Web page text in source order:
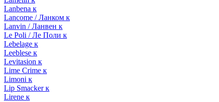
Lanbena к
Lancome / Ланком к
Lanvin / Ланвен к
Le Poli / Ле Поли к
Lebelage к
Leeblese к
Levitasion к
Lime Crime к
Limoni к
Lip Smacker к
Lirene к